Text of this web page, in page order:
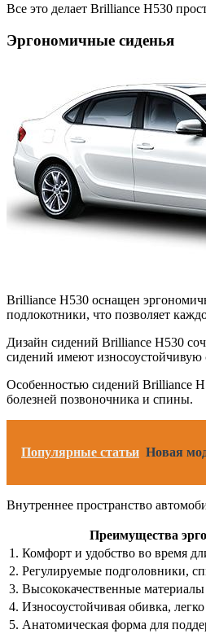
Все это делает Brilliance H530
Эргономичные сиденья
Brilliance H530 оснащен
подлокотники, что позволяет
Дизайн сидений Brilliance H530
сидений имеют износоустойчивую
Особенностью сидений Brilliance
болезней позвоночника и спины.
Популярные статьи Новая
Внутреннее пространство
Преимущества
1. Комфорт и удобство во время
2. Регулируемые подголовники,
3. Высококачественные материалы
4. Износоустойчивая обивка, легко
5. Анатомическая форма для